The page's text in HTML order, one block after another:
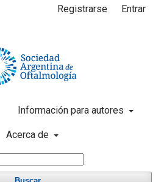
Información para autores
Acerca de
Registrarse Entrar